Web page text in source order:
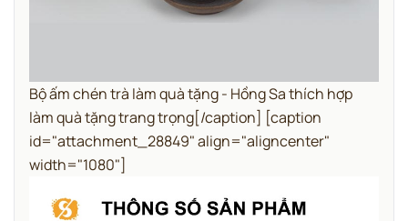
Bộ ấm chén trà làm quà tặng - Hồng Sa thích hợp
làm quà tặng trang trọng[/caption] [caption
id="attachment_28849" align="aligncenter"
width="1080"]